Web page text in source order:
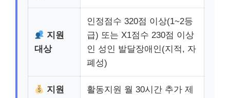
지원
대상
인정점수 320점 이상(1~2등
급) 또는 X1점수 230점 이상
인 성인 발달장애인(지적, 자
폐성)
지원
활동지원 월 30시간 추가 제